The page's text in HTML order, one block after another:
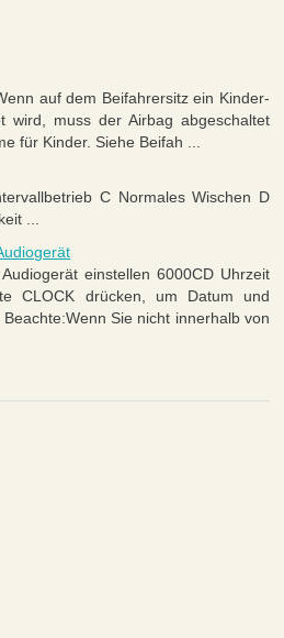
auf dem Beifahrersitz ein Kinder-
wird, muss der Airbag abgeschaltet
für Kinder. Siehe Beifah ...
C Normales Wischen D
...
einstellen 6000CD Uhrzeit
CLOCK drücken, um Datum und
Sie nicht innerhalb von